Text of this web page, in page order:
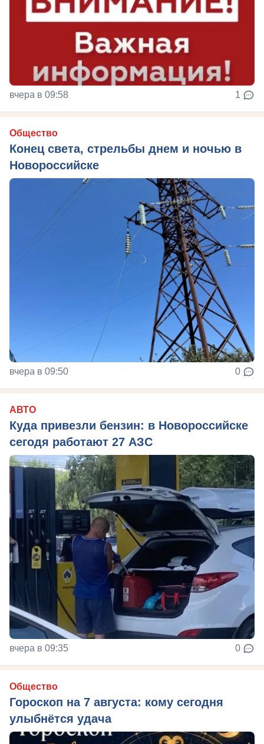
вчера в 09:58 1
Общество
Конец света, стрельбы днем и ночью в
Новороссийске
вчера в 09:50 0
АВТО
Куда привезли бензин: в Новороссийске
сегодя работают 27 АЗС
вчера в 09:35 0
Общество
Гороскоп на 7 августа: кому сегодня
улыбнётся удача